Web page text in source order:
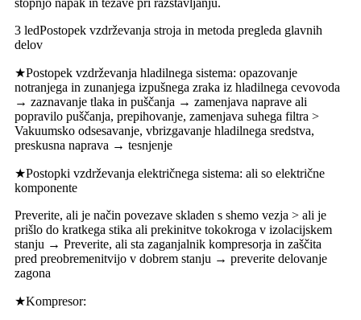
3 ledPostopek vzdrževanja stroja in metoda pregleda glavnih
delov
★Postopek vzdrževanja hladilnega sistema: opazovanje
notranjega in zunanjega izpušnega zraka iz hladilnega cevovoda
→ zaznavanje tlaka in puščanja → zamenjava naprave ali
popravilo puščanja, prepihovanje, zamenjava suhega filtra >
Vakuumsko odsesavanje, vbrizgavanje hladilnega sredstva,
preskusna naprava → tesnjenje
★Postopki vzdrževanja električnega sistema: ali so električne
komponente
Preverite, ali je način povezave skladen s shemo vezja > ali je
prišlo do kratkega stika ali prekinitve tokokroga v izolacijskem
stanju → Preverite, ali sta zaganjalnik kompresorja in zaščita
pred preobremenitvijo v dobrem stanju → preverite delovanje
zagona
★Kompresor: